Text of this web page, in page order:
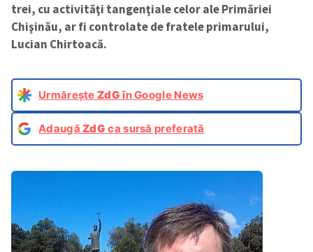
trei, cu activităţi tangenţiale celor ale Primăriei
Chişinău, ar fi controlate de fratele primarului,
Lucian Chirtoacă.
Urmărește ZdGîn Google News
AdaugăZdG ca sursă preferată